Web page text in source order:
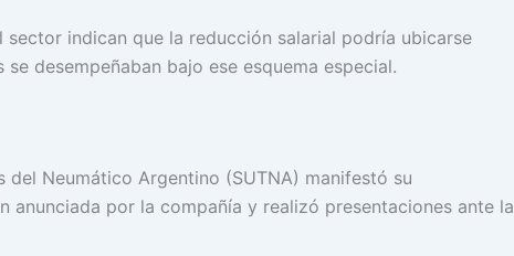
indican que la reducción salarial podría ubicarse
desempeñaban bajo ese esquema especial.
del Neumático Argentino (SUTNA) manifestó su
anunciada por la compañía y realizó presentaciones ante la